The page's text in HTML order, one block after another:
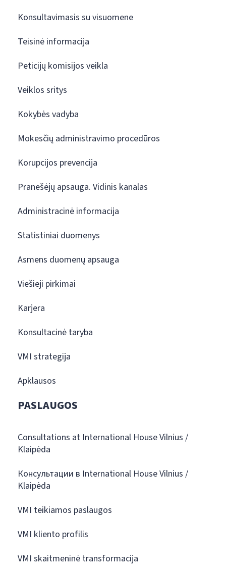
Konsultavimasis su visuomene
Teisinė informacija
Peticijų komisijos veikla
Veiklos sritys
Kokybės vadyba
Mokesčių administravimo procedūros
Korupcijos prevencija
Pranešėjų apsauga. Vidinis kanalas
Administracinė informacija
Statistiniai duomenys
Asmens duomenų apsauga
Viešieji pirkimai
Karjera
Konsultacinė taryba
VMI strategija
Apklausos
PASLAUGOS
Consultations at International House Vilnius /
Klaipėda
Консультации в International House Vilnius /
Klaipėda
VMI teikiamos paslaugos
VMI kliento profilis
VMI skaitmeninė transformacija